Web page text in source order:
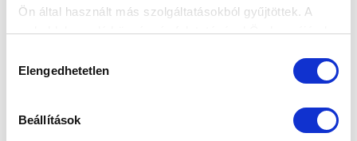
Ön által használt más szolgáltatásokból gyűjtöttek. A
weboldalon való böngészés folytatásával Ön hozzájárul a
kiválasztása
Elengedhetetlen
Beállítások
MTK BUDAPEST HÍRLEVÉL